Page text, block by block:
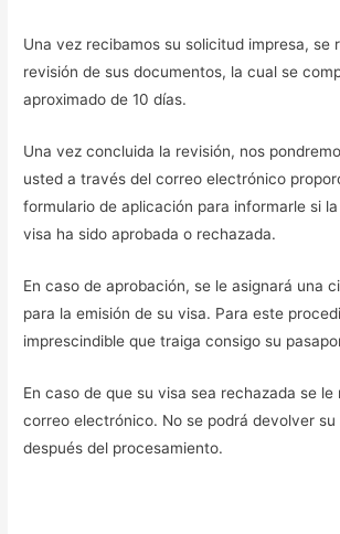
Una vez recibamos su solicitud impresa, se
revisión de sus documentos, la cual se
aproximado de 10 días.
Una vez concluida la revisión, nos
usted a través del correo electrónico
formulario de aplicación para informarle si
visa ha sido aprobada o rechazada.
En caso de aprobación, se le asignará una
para la emisión de su visa. Para este
imprescindible que traiga consigo su
En caso de que su visa sea rechazada se
correo electrónico. No se podrá devolver su
después del procesamiento.